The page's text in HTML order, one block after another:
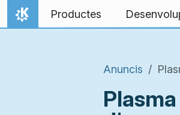
Salta al contingut
Inici
Productes
Anuncis